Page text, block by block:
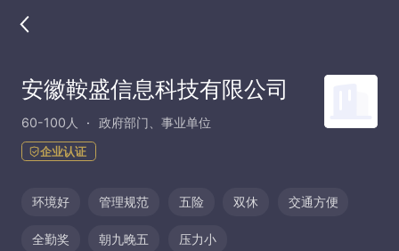
安徽鞍盛信息科技有限公司
60-100人 政府部门、事业单位
企业认证
环境好 管理规范 五险 双休 交通方便
全勤奖 朝九晚五 压力小